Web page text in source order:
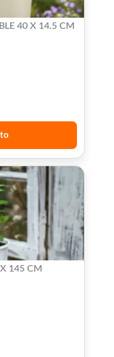
40 X 14.5 CM
145 CM